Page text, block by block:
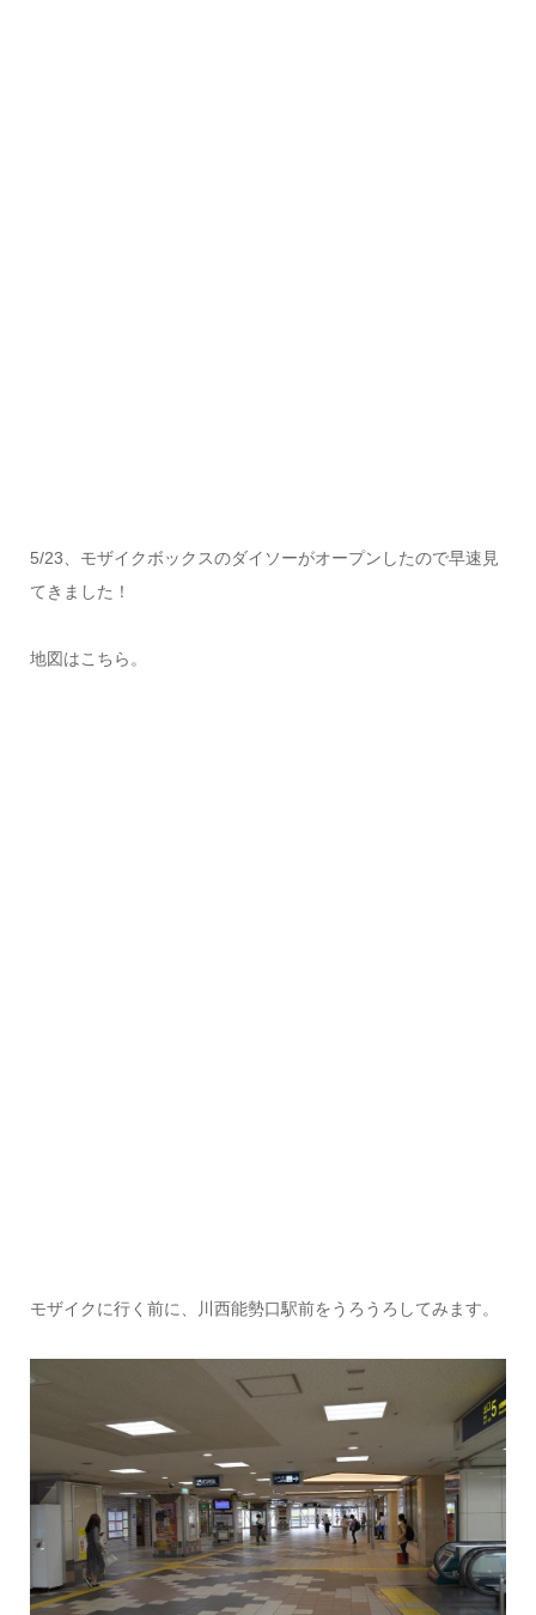
5/23、モザイクボックスのダイソーがオープンしたので早速見
てきました！
地図はこちら。
モザイクに行く前に、川西能勢口駅前をうろうろしてみます。